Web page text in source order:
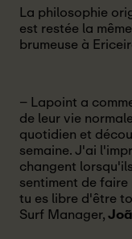
La philosophie
est restée la
brumeuse à
– Lapoint a
de leur vie
quotidien et
semaine. J'ai
changent
sentiment de
tu es libre d'être
Surf Manager,